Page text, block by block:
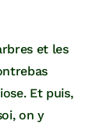
et les
Et puis,
on y